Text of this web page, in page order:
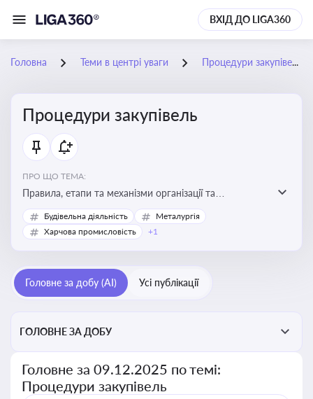
ВХІД ДО LIGA360
Головна Теми в центрі уваги Процедури закупівель
Процедури закупівель
ПРО ЩО ТЕМА:
Правила, етапи та механізми організації та
проведення закупівель товарів, робіт та послуг за
державні чи публічні кошти
Будівельна діяльність
Металургія
Харчова промисловість
+1
Головне за добу (AI) Усі публікації
ГОЛОВНЕ ЗА ДОБУ
Головне за 09.12.2025 по темі:
Процедури закупівель